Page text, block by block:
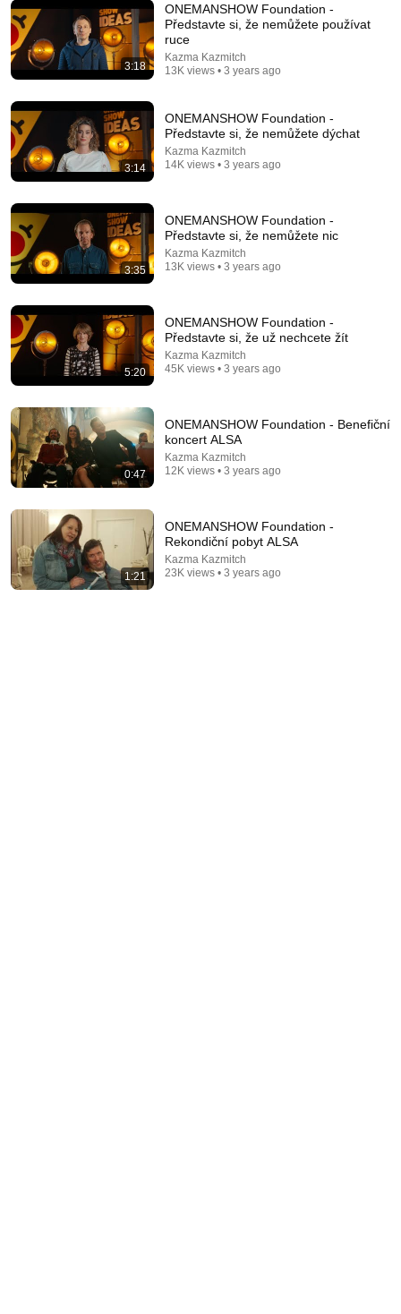
ONEMANSHOW Foundation - Představte si, že už
nechcete žít
Kazma Kazmitch • 45K views
LAWYER: If Cops Say "Where Are You Coming
From?" — Say THIS (One Sentence)
WALTER | KNOW YOUR RIGHTS • 328K views
3:18
ONEMANSHOW Foundation -
Představte si, že nemůžete používat
ruce
Kazma Kazmitch
13K views • 3 years ago
3:14
ONEMANSHOW Foundation -
Představte si, že nemůžete dýchat
Kazma Kazmitch
14K views • 3 years ago
3:35
ONEMANSHOW Foundation -
Představte si, že nemůžete nic
Kazma Kazmitch
13K views • 3 years ago
5:20
ONEMANSHOW Foundation -
Představte si, že už nechcete žít
Kazma Kazmitch
45K views • 3 years ago
0:47
ONEMANSHOW Foundation - Benefiční
koncert ALSA
Kazma Kazmitch
12K views • 3 years ago
1:21
ONEMANSHOW Foundation -
Rekondiční pobyt ALSA
Kazma Kazmitch
23K views • 3 years ago